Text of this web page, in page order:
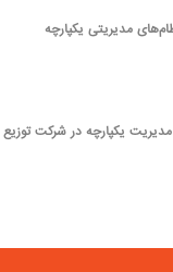
مدیریتی یکپارچه
یکپارچه در شرکت توزیع